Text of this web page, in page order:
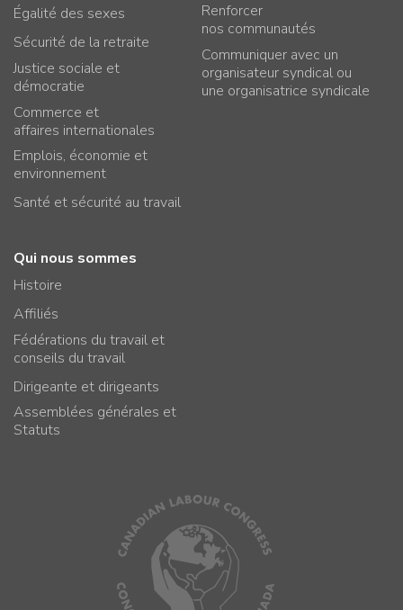
Égalité des sexes
Sécurité de la retraite
Justice sociale et
démocratie
Commerce et
affaires internationales
Emplois, économie et
environnement
Santé et sécurité au travail
Renforcer
nos communautés
Communiquer avec un
organisateur syndical ou
une organisatrice syndicale
Qui nous sommes
Histoire
Affiliés
Fédérations du travail et
conseils du travail
Dirigeante et dirigeants
Assemblées générales et
Statuts